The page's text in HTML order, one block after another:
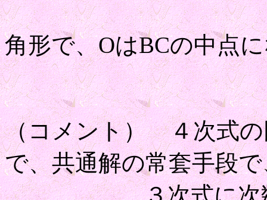
角形で、OはBCの中点
（コメント） ４次式の
で、共通解の常套手段